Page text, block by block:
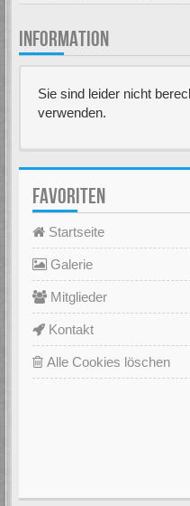
INFORMATION
Sie sind leider nicht
verwenden.
FAVORITEN
Startseite
Galerie
Mitglieder
Kontakt
Alle Cookies löschen